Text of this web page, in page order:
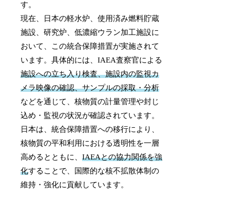
す。
現在、日本の軽水炉、使用済み燃料貯蔵
施設、研究炉、低濃縮ウラン加工施設に
おいて、この統合保障措置が実施されて
います。具体的には、IAEA査察官による
施設への立ち入り検査、施設内の監視カ
メラ映像の確認、サンプルの採取・分析
などを通じて、核物質の計量管理や封じ
込め・監視の状況が確認されています。
日本は、統合保障措置への移行により、
核物質の平和利用における透明性を一層
高めるとともに、IAEAとの協力関係を強
化することで、国際的な核不拡散体制の
維持・強化に貢献しています。